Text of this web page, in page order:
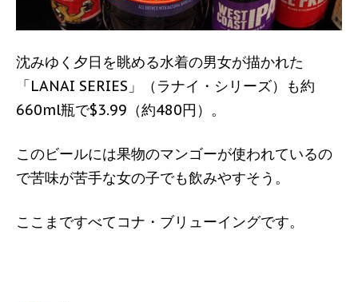
沈みゆく夕日を眺める水着の男女が描かれた
「LANAI SERIES」（ラナイ・シリーズ）も約
660ml瓶で$3.99（約480円）。
このビールには果物のマンゴーが使われているの
で苦味が苦手な女の子でも飲みやすそう。
ここまですべてコナ・ブリューイングです。